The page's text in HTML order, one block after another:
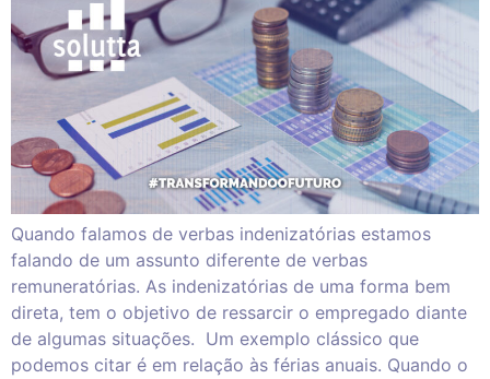
Quando falamos de verbas indenizatórias estamos
falando de um assunto diferente de verbas
remuneratórias. As indenizatórias de uma forma bem
direta, tem o objetivo de ressarcir o empregado diante
de algumas situações. Um exemplo clássico que
podemos citar é em relação às férias anuais. Quando o